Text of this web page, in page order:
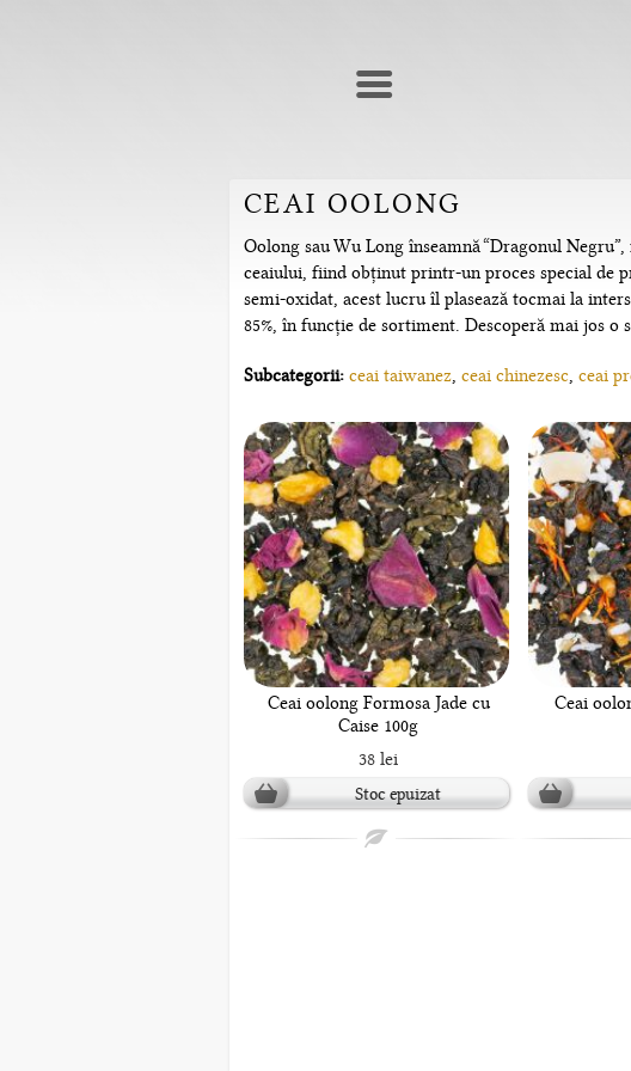
CEAI OOLONG
Oolong sau Wu Long înseamnă “Dragonul
ceaiului, fiind obținut printr-un proces special de
semi-oxidat, acest lucru îl plasează tocmai la
85%, în funcție de sortiment. Descoperă mai jos
Subcategorii: ceai taiwanez, ceai chinezesc, ceai
Ceai oolong Formosa Jade cu
Caise 100g
38 lei
Stoc epuizat
Ceai